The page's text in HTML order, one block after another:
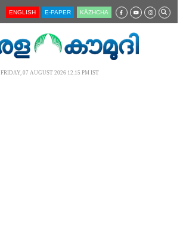
ENGLISH E-PAPER KĀZHCHA
FRIDAY, 07 AUGUST 2026 12.15 PM IST